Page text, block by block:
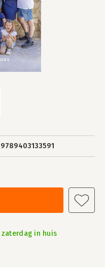
9789403133591
zaterdag in huis